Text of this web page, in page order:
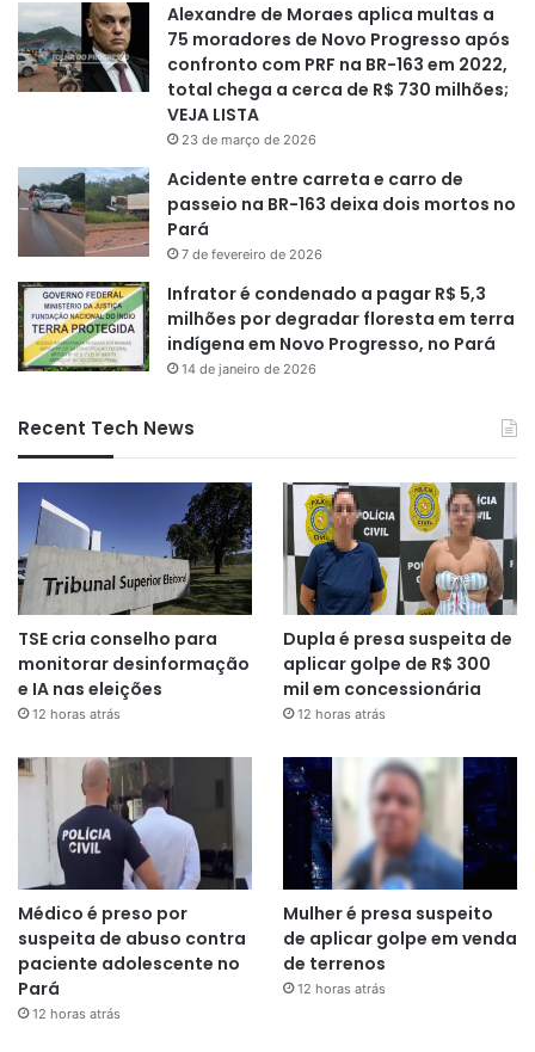
Alexandre de Moraes aplica multas a
75 moradores de Novo Progresso após
confronto com PRF na BR-163 em 2022,
total chega a cerca de R$ 730 milhões;
VEJA LISTA
23 de março de 2026
Acidente entre carreta e carro de
passeio na BR-163 deixa dois mortos no
Pará
7 de fevereiro de 2026
Infrator é condenado a pagar R$ 5,3
milhões por degradar floresta em terra
indígena em Novo Progresso, no Pará
14 de janeiro de 2026
Recent Tech News
TSE cria conselho para
monitorar desinformação
e IA nas eleições
12 horas atrás
Dupla é presa suspeita de
aplicar golpe de R$ 300
mil em concessionária
12 horas atrás
Médico é preso por
suspeita de abuso contra
paciente adolescente no
Pará
12 horas atrás
Mulher é presa suspeito
de aplicar golpe em venda
de terrenos
12 horas atrás